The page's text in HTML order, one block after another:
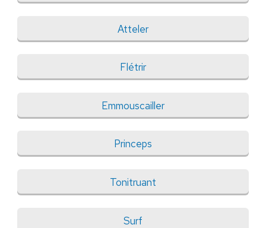
Atteler
Flétrir
Emmouscailler
Princeps
Tonitruant
Surf